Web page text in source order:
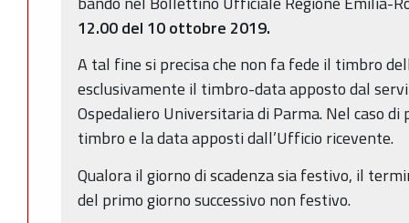
12.00 del 10 ottobre 2019.
A tal fine si precisa che non fa fede il timbro
esclusivamente il timbro-data apposto dal
Ospedaliero Universitaria di Parma. Nel caso
timbro e la data apposti dall’Ufficio ricevente.
Qualora il giorno di scadenza sia festivo, il
del primo giorno successivo non festivo.